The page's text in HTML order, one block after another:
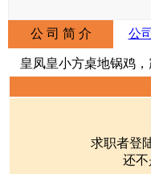
公 司 简 介 公
皇凤皇小方桌地锅鸡
求职者登
还